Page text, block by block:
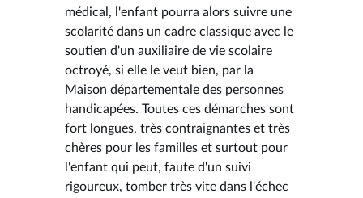
médical, l'enfant pourra alors suivre une
scolarité dans un cadre classique avec le
soutien d'un auxiliaire de vie scolaire
octroyé, si elle le veut bien, par la
Maison départementale des personnes
handicapées. Toutes ces démarches sont
fort longues, très contraignantes et très
chères pour les familles et surtout pour
l'enfant qui peut, faute d'un suivi
rigoureux, tomber très vite dans l'échec